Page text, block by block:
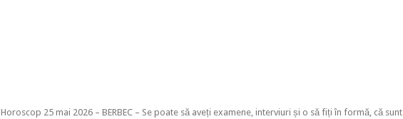
Horoscop 25 mai 2026 – BERBEC – Se poate să aveți examene, interviuri și o să fiți în formă, că sunt